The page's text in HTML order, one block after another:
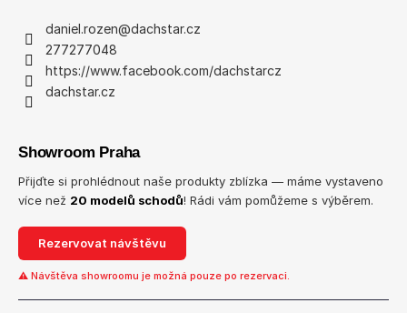
daniel.rozen@dachstar.cz
277277048
https://www.facebook.com/dachstarcz
dachstar.cz
Showroom Praha
Přijďte si prohlédnout naše produkty zblízka — máme vystaveno
více než 20 modelů schodů! Rádi vám pomůžeme s výběrem.
Rezervovat návštěvu
⚠ Návštěva showroomu je možná pouze po rezervaci.